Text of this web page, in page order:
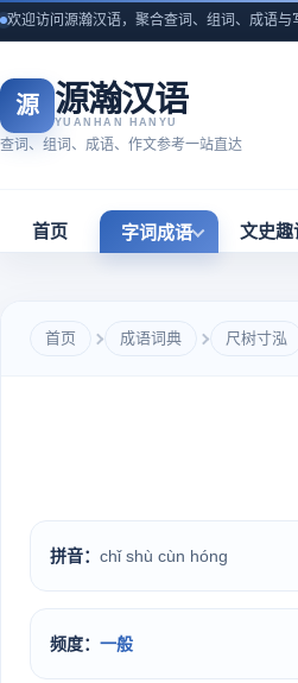
欢迎访问源瀚汉语，聚合查词、组词、成语与
源 源瀚汉语
YUANHAN HANYU
查词、组词、成语、作文参考一站直达
首页 字词成语 文史趣
首页 成语词典 尺树寸泓
拼音： chǐ shù cùn hóng
频度： 一般